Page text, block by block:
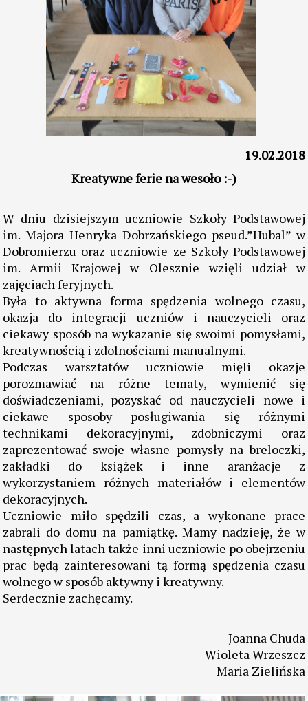
19.02.2018
Kreatywne ferie na wesoło :-)
W dniu dzisiejszym uczniowie Szkoły Podstawowej
im. Majora Henryka Dobrzańskiego pseud.”Hubal” w
Dobromierzu oraz uczniowie ze Szkoły Podstawowej
im. Armii Krajowej w Olesznie wzięli udział w
zajęciach feryjnych.
Była to aktywna forma spędzenia wolnego czasu,
okazja do integracji uczniów i nauczycieli oraz
ciekawy sposób na wykazanie się swoimi pomysłami,
kreatywnością i zdolnościami manualnymi.
Podczas warsztatów uczniowie mięli okazje
porozmawiać na różne tematy, wymienić się
doświadczeniami, pozyskać od nauczycieli nowe i
ciekawe sposoby posługiwania się różnymi
technikami dekoracyjnymi, zdobniczymi oraz
zaprezentować swoje własne pomysły na breloczki,
zakładki do książek i inne aranżacje z
wykorzystaniem różnych materiałów i elementów
dekoracyjnych.
Uczniowie miło spędzili czas, a wykonane prace
następnych latach także inni uczniowie po obejrzeniu
prac będą zainteresowani tą formą spędzenia czasu
wolnego w sposób aktywny i kreatywny.
Serdecznie zachęcamy.